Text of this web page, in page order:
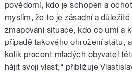
povědomí, kdo je schopen a
myslím, že to je zásadní a
zmapování situace, kdo co umí a
případě takového ohrožení státu,
kolik procent mladých obyvatel
hájit svoji vlast,“ přibližuje